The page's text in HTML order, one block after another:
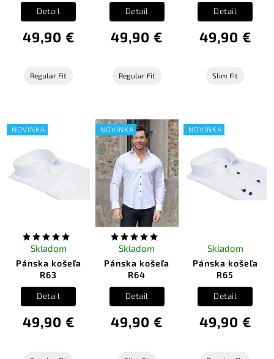
49,90 €
Detail
Regular Fit
49,90 €
Detail
Regular Fit
49,90 €
Detail
Slim Fit
NOVINKA
Pánska košeľa
R63
Skladom
49,90 €
Detail
NOVINKA
Pánska košeľa
R64
Skladom
49,90 €
Detail
NOVINKA
Pánska košeľa
R65
Skladom
49,90 €
Detail